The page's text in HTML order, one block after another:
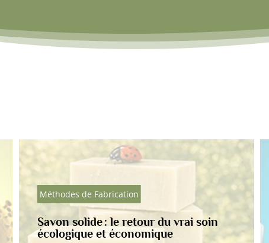
du vrai soin
Méthodes de Fabrication
Faut-il faire confiance au
promesses des